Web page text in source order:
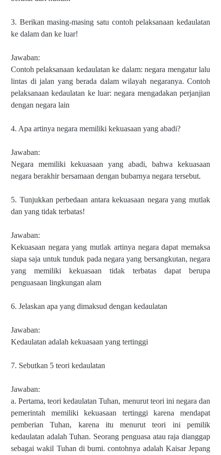
3. Berikan masing-masing satu contoh pelaksanaan kedaulatan
ke dalam dan ke luar!
Jawaban:
Contoh pelaksanaan kedaulatan ke dalam: negara mengatur lalu
lintas di jalan yang berada dalam wilayah negaranya. Contoh
pelaksanaan kedaulatan ke luar: negara mengadakan perjanjian
dengan negara lain
4. Apa artinya negara memiliki kekuasaan yang abadi?
Jawaban:
Negara memiliki kekuasaan yang abadi, bahwa kekuasaan
negara berakhir bersamaan dengan bubarnya negara tersebut.
5. Tunjukkan perbedaan antara kekuasaan negara yang mutlak
dan yang tidak terbatas!
Jawaban:
Kekuasaan negara yang mutlak artinya negara dapat memaksa
siapa saja untuk tunduk pada negara yang bersangkutan, negara
yang memiliki kekuasaan tidak terbatas dapat berupa
penguasaan lingkungan alam
6. Jelaskan apa yang dimaksud dengan kedaulatan
Jawaban:
Kedaulatan adalah kekuasaan yang tertinggi
7. Sebutkan 5 teori kedaulatan
Jawaban:
a. Pertama, teori kedaulatan Tuhan, menurut teori ini negara dan
pemerintah memiliki kekuasaan tertinggi karena mendapat
pemberian Tuhan, karena itu menurut teori ini pemilik
kedaulatan adalah Tuhan. Seorang penguasa atau raja dianggap
sebagai wakil Tuhan di bumi. contohnya adalah Kaisar Jepang